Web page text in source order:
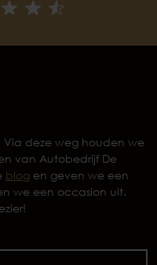
Via deze weg houden we
van Autobedrijf De
blog en geven we een
we een occasion uit.